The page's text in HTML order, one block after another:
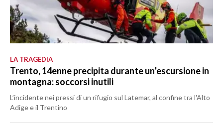
LA TRAGEDIA
Trento, 14enne precipita durante un’escursione in
montagna: soccorsi inutili
L’incidente nei pressi di un rifugio sul Latemar, al confine tra l'Alto
Adige e il Trentino